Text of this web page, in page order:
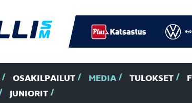
OSAKILPAILUT MEDIA TULOKSET
JUNIORIT